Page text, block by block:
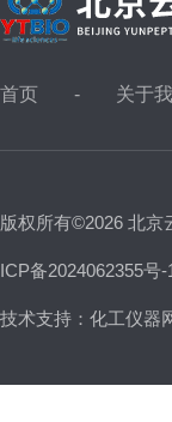
首页 关于
版权所有©2026 北京
ICP备2024062355号-
技术支持： 化工仪器